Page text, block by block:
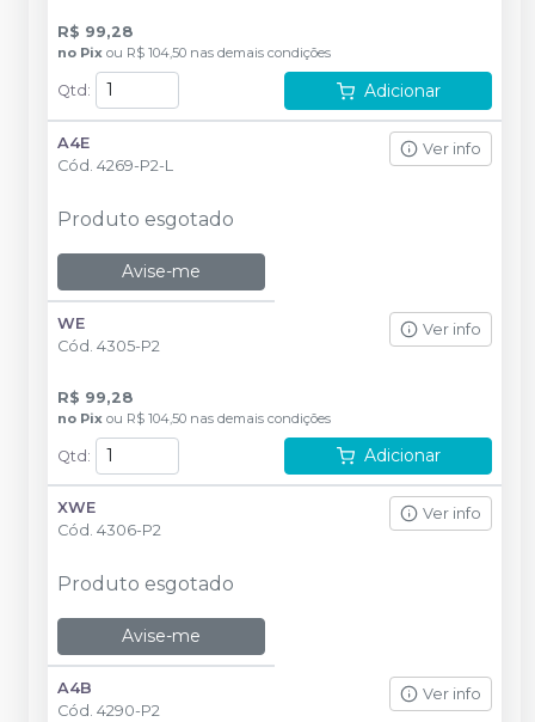
R$ 99,28
no Pix ou R$ 104,50 nas demais condições
Qtd: Adicionar
A4E
Cód. 4269-P2-L
Ver info
Produto esgotado
Avise-me
WE
Cód. 4305-P2
Ver info
R$ 99,28
no Pix ou R$ 104,50 nas demais condições
Qtd: Adicionar
XWE
Cód. 4306-P2
Ver info
Produto esgotado
Avise-me
A4B
Cód. 4290-P2
Ver info